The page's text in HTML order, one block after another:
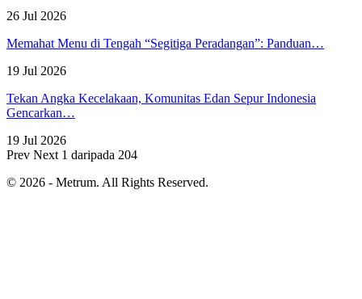
26 Jul 2026
Memahat Menu di Tengah “Segitiga Peradangan”: Panduan…
19 Jul 2026
Tekan Angka Kecelakaan, Komunitas Edan Sepur Indonesia
Gencarkan…
19 Jul 2026
Prev Next 1 daripada 204
© 2026 - Metrum. All Rights Reserved.